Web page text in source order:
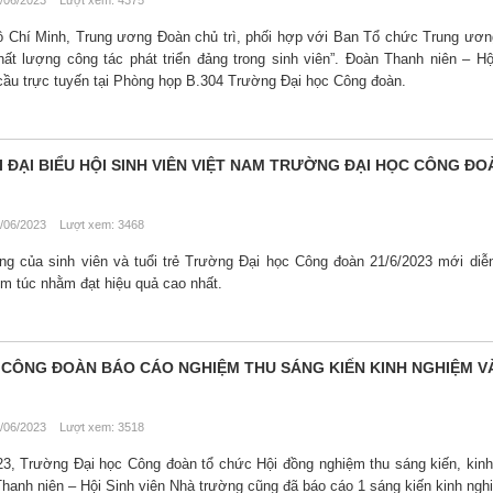
Chí Minh, Trung ương Đoàn chủ trì, phối hợp với Ban Tổ chức Trung
lượng công tác phát triển đảng trong sinh viên”. Đoàn Thanh niên –
trực tuyến tại Phòng họp B.304 Trường Đại học Công đoàn.
BIỂU HỘI SINH VIÊN VIỆT NAM TRƯỜNG ĐẠI HỌC CÔNG
2023 Lượt xem: 3468
của sinh viên và tuổi trẻ Trường Đại học Công đoàn 21/6/2023 mới
túc nhằm đạt hiệu quả cao nhất.
ĐOÀN BÁO CÁO NGHIỆM THU SÁNG KIẾN KINH NGHIỆM
2023 Lượt xem: 3518
Trường Đại học Công đoàn tổ chức Hội đồng nghiệm thu sáng kiến,
niên – Hội Sinh viên Nhà trường cũng đã báo cáo 1 sáng kiến kinh